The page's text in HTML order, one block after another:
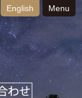
English Menu